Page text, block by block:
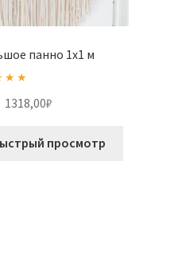
панно 1х1 м
Первоначальная
1318,00₽
1318,00₽.
просмотр